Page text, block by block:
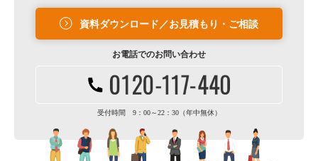
資料ダウンロード／お見積もり・ご相談
お電話でのお問い合わせ
受付時間 9：00～22：30（年中無休）